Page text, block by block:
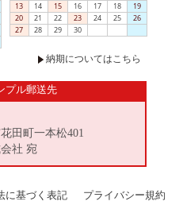
13
14 15 16 17 18
19
20
21 22 23 24 25
26
27
28 29 30
納期についてはこちら
プル郵送先
田町一本松401
社 宛
に基づく表記 プライバシー規約